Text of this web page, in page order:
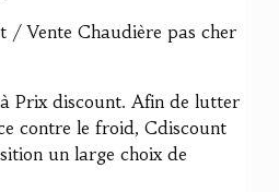
/ Vente Chaudière pas cher
Prix discount. Afin de lutter
contre le froid, Cdiscount
un large choix de